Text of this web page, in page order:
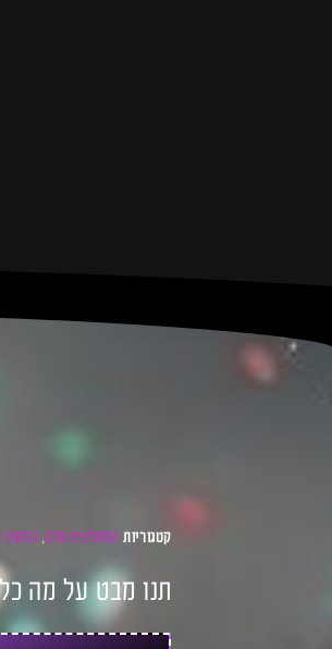
קטגוריות המומלצים שלנו, הפקות
תנו מבט על מה